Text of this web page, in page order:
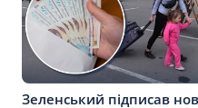
Зеленський підписав